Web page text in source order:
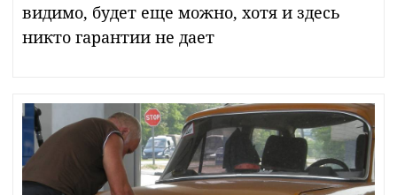
видимо, будет еще можно, хотя и здесь
никто гарантии не дает